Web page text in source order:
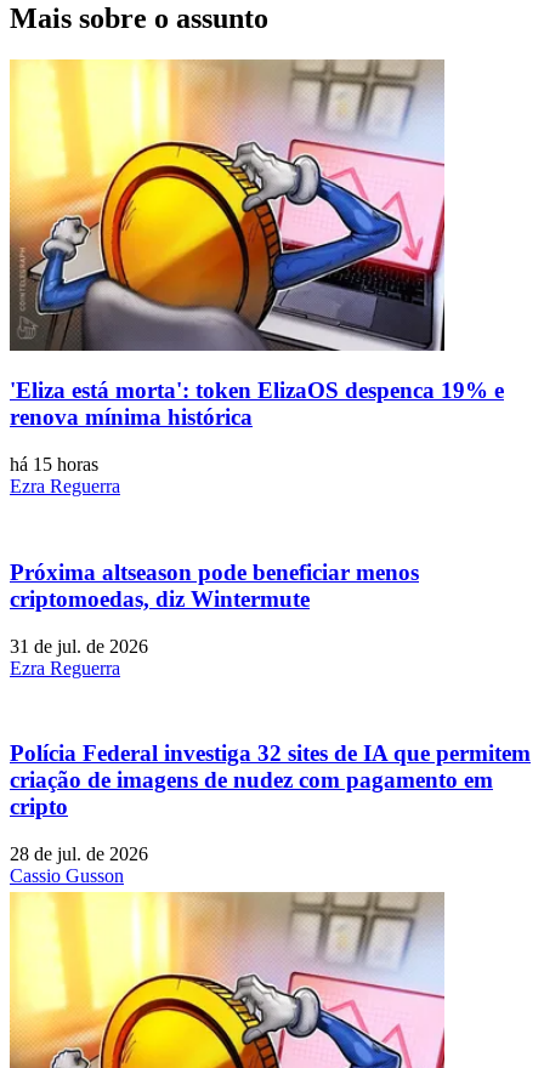
Mais sobre o assunto
'Eliza está morta': token ElizaOS despenca 19% e
renova mínima histórica
há 15 horas
Ezra Reguerra
Próxima altseason pode beneficiar menos
criptomoedas, diz Wintermute
31 de jul. de 2026
Ezra Reguerra
Polícia Federal investiga 32 sites de IA que permitem
criação de imagens de nudez com pagamento em
cripto
28 de jul. de 2026
Cassio Gusson